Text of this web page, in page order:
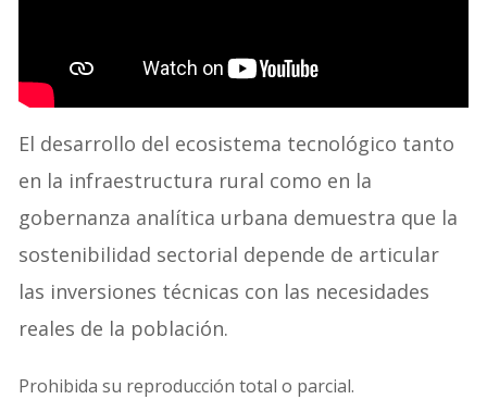
El desarrollo del ecosistema tecnológico tanto
en la infraestructura rural como en la
gobernanza analítica urbana demuestra que la
sostenibilidad sectorial depende de articular
las inversiones técnicas con las necesidades
reales de la población.
Prohibida su reproducción total o parcial.